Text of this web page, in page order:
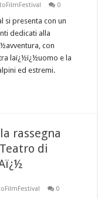
0
si presenta con un
dedicati alla
con
laï¿½ï¿½uomo e la
ed estremi.
rassegna
di
0